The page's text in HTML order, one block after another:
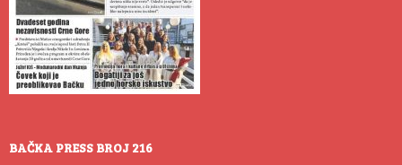
BAČKA PRESS BROJ 216